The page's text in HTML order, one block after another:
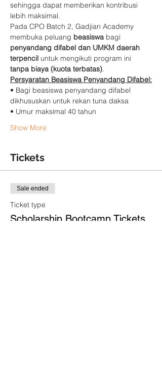
sehingga dapat memberikan kontribusi
lebih maksimal.
Pada CPO Batch 2, Gadjian Academy
membuka peluang beasiswa bagi
penyandang difabel dan UMKM daerah
terpencil untuk mengikuti program ini
tanpa biaya (kuota terbatas).
Persyaratan Beasiswa Penyandang Difabel:
• Bagi beasiswa penyandang difabel
dikhususkan untuk rekan tuna daksa
• Umur maksimal 40 tahun
Show More
Tickets
Sale ended
Ticket type
Scholarship Bootcamp Tickets